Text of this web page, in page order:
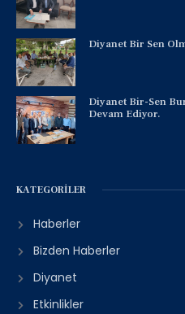
Diyanet Bir Sen
Diyanet Bir-Sen
Devam Ediyor.
KATEGORILER
Haberler
Bizden Haberler
Diyanet
Etkinlikler